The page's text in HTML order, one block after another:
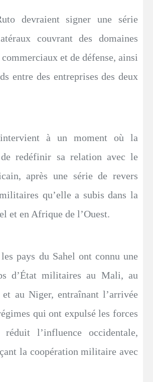
devraient signer une série
couvrant des domaines
et de défense, ainsi
entre des entreprises des deux
à un moment où la
redéfinir sa relation avec le
après une série de revers
qu’elle a subis dans la
et en Afrique de l’Ouest.
pays du Sahel ont connu une
d’État militaires au Mali, au
au Niger, entraînant l’arrivée
qui ont expulsé les forces
réduit l’influence occidentale,
la coopération militaire avec